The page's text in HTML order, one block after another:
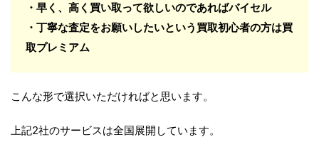
・早く、高く買い取って欲しいのであればバイセル
・丁寧な査定をお願いしたいという買取初心者の方は買
取プレミアム
こんな形で選択いただければと思います。
上記2社のサービスは全国展開しています。